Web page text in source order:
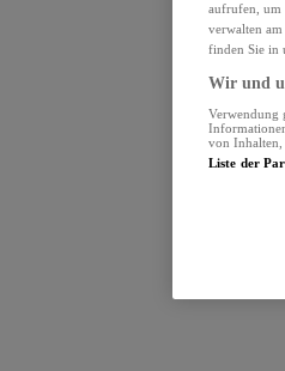
aufrufen, um
verwalten
finden Sie in
Wir und
Verwendung
von Inhalten,
Liste der